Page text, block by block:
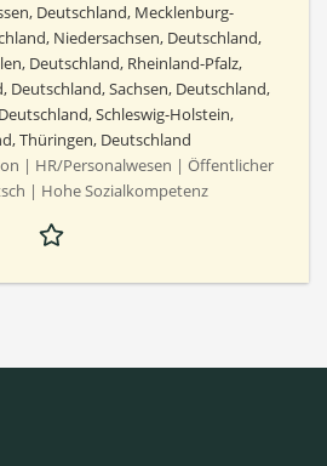
Deutschland, Mecklenburg-
Niedersachsen, Deutschland,
Deutschland, Rheinland-Pfalz,
Deutschland, Sachsen, Deutschland,
Schleswig-Holstein,
Thüringen, Deutschland
| HR/Personalwesen | Öffentlicher
| Hohe Sozialkompetenz